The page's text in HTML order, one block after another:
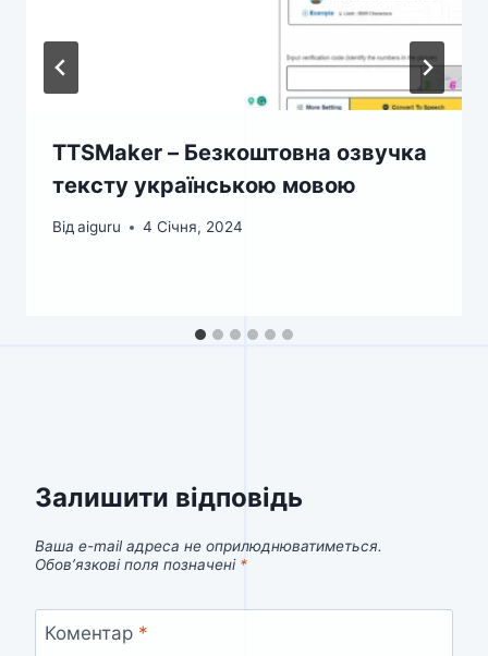
TTSMaker – Безкоштовна озвучка
тексту українською мовою
Відaiguru 4 Січня, 2024
Залишити відповідь
Ваша e-mail адреса не оприлюднюватиметься.
Обов’язкові поля позначені *
Коментар *